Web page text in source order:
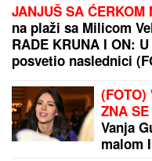
JANJUŠ SA ĆERKOM
na plaži sa Milicom
RADE KRUNA I ON:
posvetio naslednici
(FOTO)
ZNA
Vanja
malom